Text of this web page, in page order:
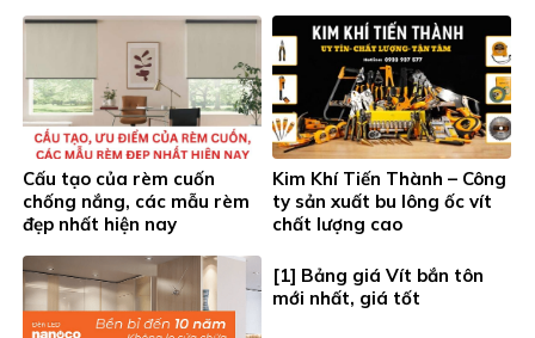
Cấu tạo của rèm cuốn
chống nắng, các mẫu rèm
đẹp nhất hiện nay
Kim Khí Tiến Thành – Công
ty sản xuất bu lông ốc vít
chất lượng cao
[1] Bảng giá Vít bắn tôn
mới nhất, giá tốt